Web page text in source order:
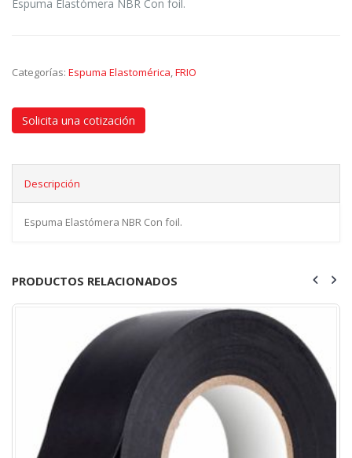
Espuma Elastómera NBR Con foil.
Categorías: Espuma Elastomérica,FRIO
Solicita una cotización
Descripción
Espuma Elastómera NBR Con foil.
PRODUCTOS RELACIONADOS